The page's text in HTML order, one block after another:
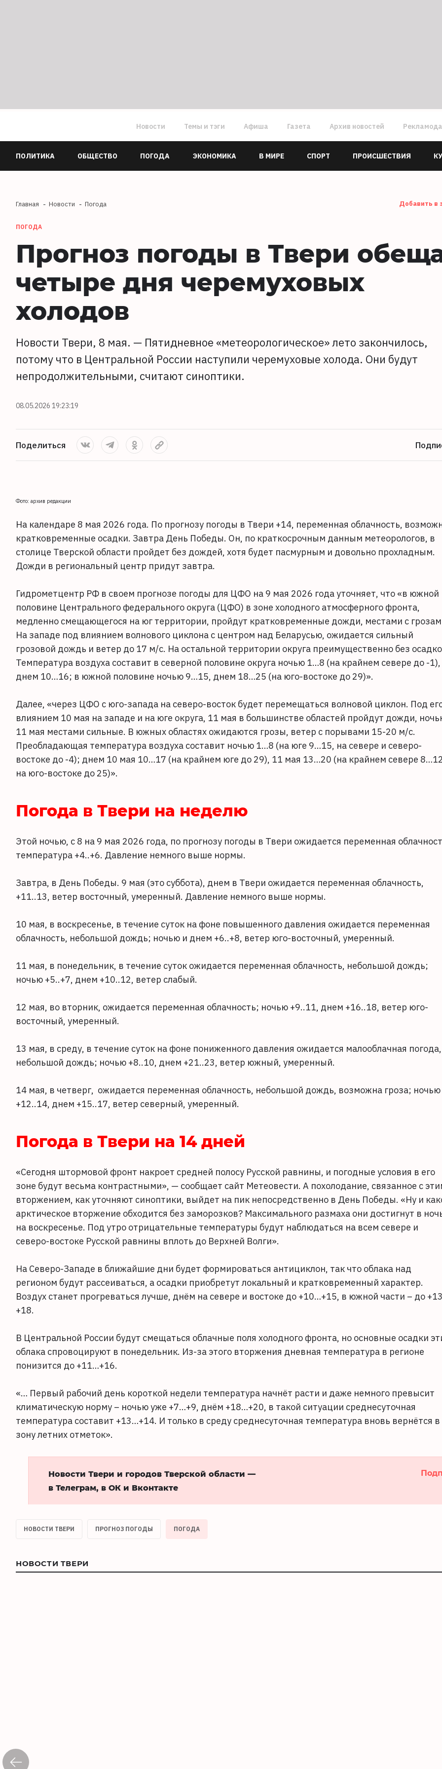
Новости Темы и тэги Афиша Газета Архив новостей
ПОЛИТИКА ОБЩЕСТВО ПОГОДА ЭКОНОМИКА В МИРЕ СПОРТ ПРОИСШЕСТВИЯ
Главная Новости Погода Добавить в
ПОГОДА
Прогноз погоды в Твери
четыре дня черемуховых
холодов
Новости Твери, 8 мая. — Пятидневное «метеорологическое» лето закончилось,
потому что в Центральной России наступили черемуховые холода. Они будут
непродолжительными, считают синоптики.
08.05.2026 19:23:19
Поделиться
Фото: архив редакции
На календаре 8 мая 2026 года. По прогнозу погоды в Твери +14, переменная облачность,
кратковременные осадки. Завтра День Победы. Он, по краткосрочным данным метеорологов, в
столице Тверской области пройдет без дождей, хотя будет пасмурным и довольно прохладным.
Дожди в региональный центр придут завтра.
Гидрометцентр РФ в своем прогнозе погоды для ЦФО на 9 мая 2026 года уточняет, что «в южной
половине Центрального федерального округа (ЦФО) в зоне холодного атмосферного фронта,
медленно смещающегося на юг территории, пройдут кратковременные дожди, местами с
На западе под влиянием волнового циклона с центром над Беларусью, ожидается сильный
грозовой дождь и ветер до 17 м/с. На остальной территории округа преимущественно без
Температура воздуха составит в северной половине округа ночью 1…8 (на крайнем севере до -1),
днем 10…16; в южной половине ночью 9…15, днем 18…25 (на юго-востоке до 29)».
Далее, «через ЦФО с юго-запада на северо-восток будет перемещаться волновой циклон. Под
влиянием 10 мая на западе и на юге округа, 11 мая в большинстве областей пройдут дожди,
11 мая местами сильные. В южных областях ожидаются грозы, ветер с порывами 15-20 м/с.
Преобладающая температура воздуха составит ночью 1…8 (на юге 9…15, на севере и северо-
востоке до -4); днем 10 мая 10…17 (на крайнем юге до 29), 11 мая 13…20 (на крайнем севере
на юго-востоке до 25)».
Погода в Твери на неделю
Этой ночью, с 8 на 9 мая 2026 года, по прогнозу погоды в Твери ожидается переменная
температура +4..+6. Давление немного выше нормы.
Завтра, в День Победы. 9 мая (это суббота), днем в Твери ожидается переменная облачность,
+11..13, ветер восточный, умеренный. Давление немного выше нормы.
10 мая, в воскресенье, в течение суток на фоне повышенного давления ожидается переменная
облачность, небольшой дождь; ночью и днем +6..+8, ветер юго-восточный, умеренный.
11 мая, в понедельник, в течение суток ожидается переменная облачность, небольшой дождь;
ночью +5..+7, днем +10..12, ветер слабый.
12 мая, во вторник, ожидается переменная облачность; ночью +9..11, днем +16..18, ветер юго-
восточный, умеренный.
13 мая, в среду, в течение суток на фоне пониженного давления ожидается малооблачная погода,
небольшой дождь; ночью +8..10, днем +21..23, ветер южный, умеренный.
14 мая, в четверг, ожидается переменная облачность, небольшой дождь, возможна гроза; ночью
+12..14, днем +15..17, ветер северный, умеренный.
Погода в Твери на 14 дней
«Сегодня штормовой фронт накроет средней полосу Русской равнины, и погодные условия в его
зоне будут весьма контрастными», — сообщает сайт Метеовести. А похолодание, связанное с
вторжением, как уточняют синоптики, выйдет на пик непосредственно в День Победы. «Ну и
арктическое вторжение обходится без заморозков? Максимального размаха они достигнут в
на воскресенье. Под утро отрицательные температуры будут наблюдаться на всем севере и
северо-востоке Русской равнины вплоть до Верхней Волги».
На Северо-Западе в ближайшие дни будет формироваться антициклон, так что облака над
регионом будут рассеиваться, а осадки приобретут локальный и кратковременный характер.
Воздух станет прогреваться лучше, днём на севере и востоке до +10…+15, в южной части – до
+18.
В Центральной России будут смещаться облачные поля холодного фронта, но основные осадки
облака спровоцируют в понедельник. Из-за этого вторжения дневная температура в регионе
понизится до +11…+16.
«… Первый рабочий день короткой недели температура начнёт расти и даже немного превысит
климатическую норму – ночью уже +7…+9, днём +18…+20, в такой ситуации среднесуточная
температура составит +13…+14. И только в среду среднесуточная температура вновь вернётся в
зону летних отметок».
Новости Твери и городов Тверской области —
в Телеграм, в ОК и Вконтакте
НОВОСТИ ТВЕРИ ПРОГНОЗ ПОГОДЫ ПОГОДА
НОВОСТИ ТВЕРИ